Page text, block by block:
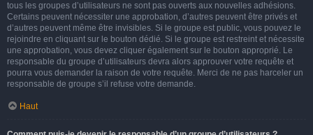
tous les groupes d’utilisateurs ne sont pas ouverts aux nouvelles adhésions.
Certains peuvent nécessiter une approbation, d’autres peuvent être privés et
d’autres peuvent même être invisibles. Si le groupe est public, vous pouvez le
rejoindre en cliquant sur le bouton dédié. Si le groupe est restreint et nécessite
une approbation, vous devez cliquer également sur le bouton approprié. Le
responsable du groupe d’utilisateurs devra alors approuver votre requête et
pourra vous demander la raison de votre requête. Merci de ne pas harceler un
responsable de groupe s’il refuse votre demande.
Haut